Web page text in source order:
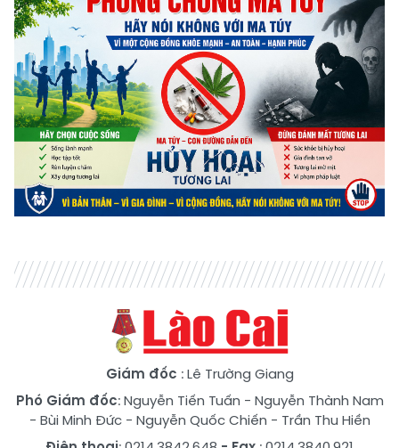
Giám đốc : Lê Trường Giang
Phó Giám đốc:Nguyễn Tiến Tuấn - Nguyễn Thành Nam
- Bùi Minh Đức- Nguyễn Quốc Chiến - Trần Thu Hiền